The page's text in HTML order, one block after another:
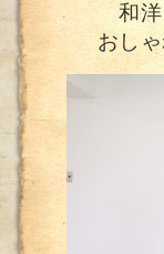
和
おし